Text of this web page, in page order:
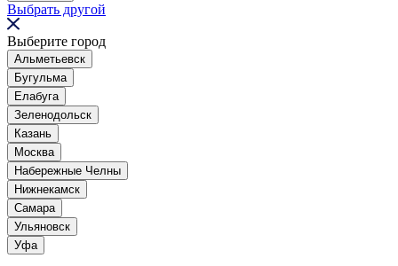
Выбрать другой
Выберите город
Альметьевск
Бугульма
Елабуга
Зеленодольск
Казань
Москва
Набережные Челны
Нижнекамск
Самара
Ульяновск
Уфа